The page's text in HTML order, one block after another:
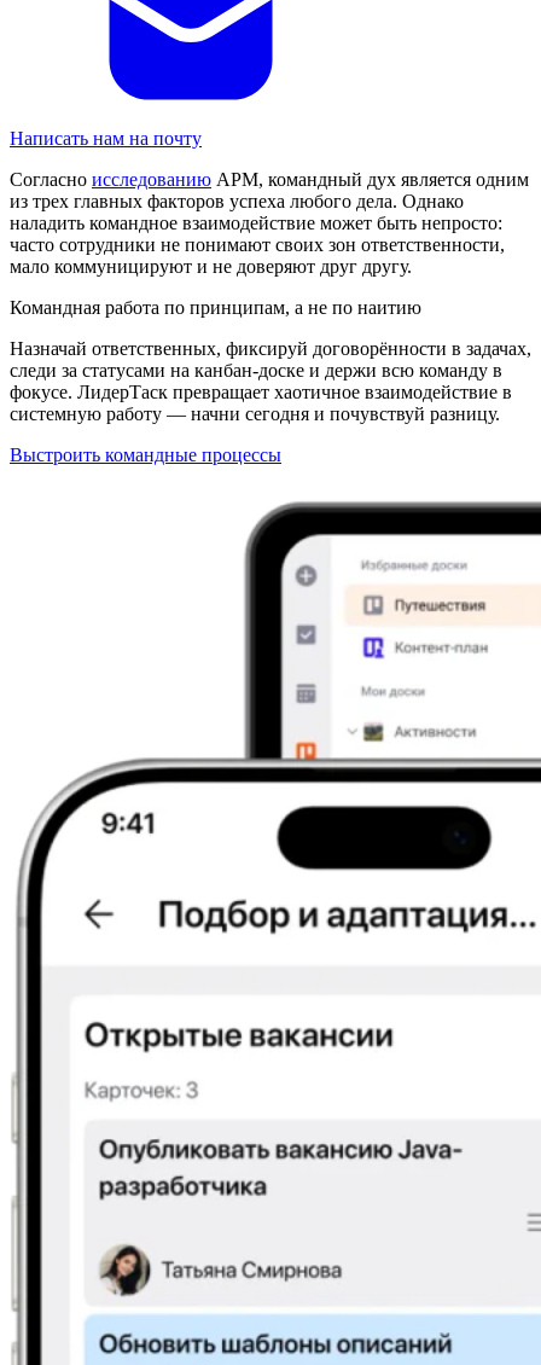
Написать нам на почту
Согласно исследованию APM, командный дух является одним
из трех главных факторов успеха любого дела. Однако
наладить командное взаимодействие может быть непросто:
часто сотрудники не понимают своих зон ответственности,
мало коммуницируют и не доверяют друг другу.
Командная работа по принципам, а не по наитию
Назначай ответственных, фиксируй договорённости в задачах,
следи за статусами на канбан-доске и держи всю команду в
фокусе. ЛидерТаск превращает хаотичное взаимодействие в
системную работу — начни сегодня и почувствуй разницу.
Выстроить командные процессы